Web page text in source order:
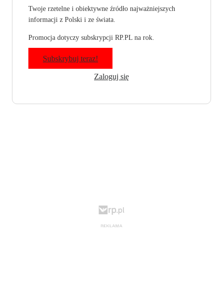
Twoje rzetelne i obiektywne źródło najważniejszych
informacji z Polski i ze świata.
Promocja dotyczy subskrypcji RP.PL na rok.
Subskrybuj teraz!
Zaloguj się